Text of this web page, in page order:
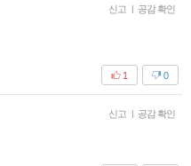
신고 | 공감 확인
0
1
신고 | 공감 확인